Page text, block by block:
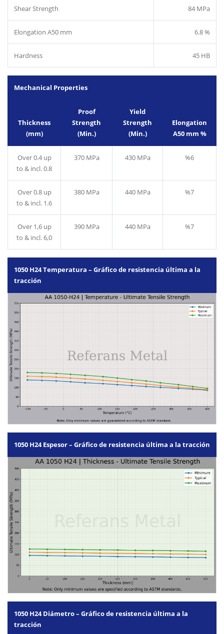
Shear Strength 84 MPa
Elongation A50 mm 6.8 %
Hardness 45 HB
Mechanical Properties
Thickness
(mm)
Proof
Strength
(Min.)
Yield
Strength
(Min.)
Elongation
A50 mm %
Over 0.4 up
to & incl. 0.8
370 MPa 430 MPa %6
Over 0.8 up
to & incl. 1.6
380 MPa 440 MPa %7
Over 1,6 up
to & incl. 6,0
390 MPa 440 MPa %7
1050 H24 Temperatura – Gráfico de resistencia última a la
tracción
1050 H24 Espesor – Gráfico de resistencia última a la tracción
1050 H24 Diámetro – Gráfico de resistencia última a la
tracción